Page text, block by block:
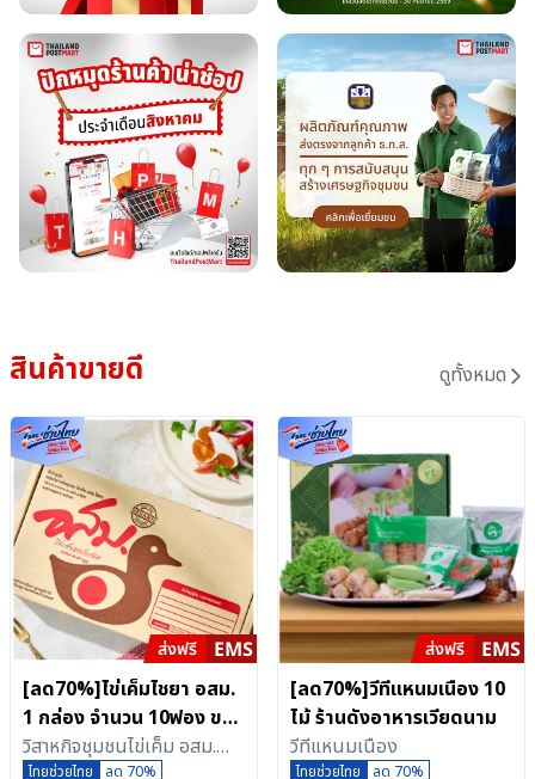
สินค้าขายดี ดูทั้งหมด
[ลด70%]ไข่เค็มไชยา อสม.
1 กล่อง จำนวน 10ฟอง ของ
ฝากจากจังหวัดสุราษฎร์ธานี
วิสาหกิจชุมชนไข่เค็ม อสม.
ไทยช่วยไทย ลด 70%
[ลด70%]วีทีแหนมเนือง 10
ไม้ ร้านดังอาหารเวียดนาม
วีทีแหนมเนือง
ไทยช่วยไทย ลด 70%